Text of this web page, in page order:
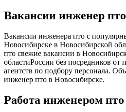
Вакансии инженер пто
Вакансии инженера пто с
Новосибирске в Новосибирской
пто свежие вакансии в
областиРоссии без посредников от
агентств по подбору персонала.
инженер пто в Новосибирске.
Работа инженером пто